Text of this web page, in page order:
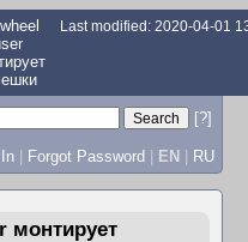
Last modified: 2020-04-01
[?]
| Forgot Password | EN | RU
монтирует